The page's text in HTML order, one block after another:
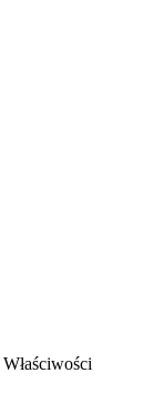
Właściwości